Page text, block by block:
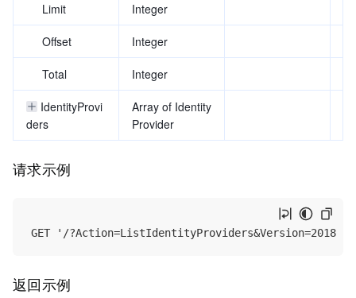
Limit Integer
Offset Integer
Total Integer
IdentityProvi
ders
Array of Identity
Provider
请求示例
返回示例